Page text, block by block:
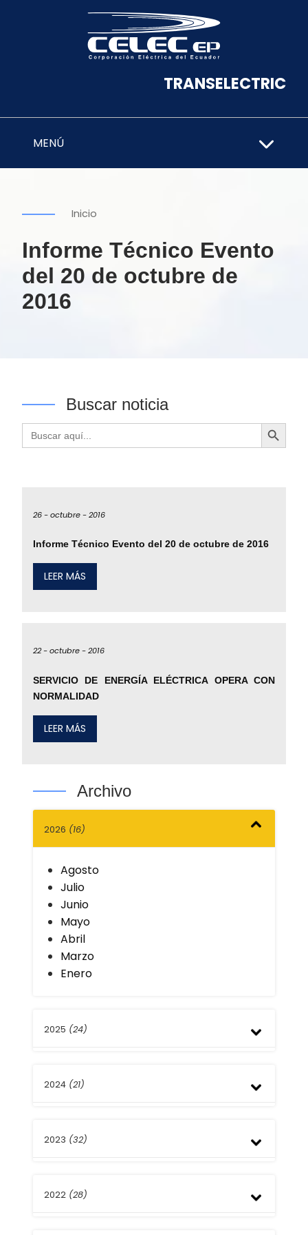
TRANSELECTRIC
MENÚ
Inicio
Informe Técnico Evento
del 20 de octubre de
2016
Buscar noticia
Buscar: Botón de búsqueda
26 -octubre -2016
Informe Técnico Evento del 20 de octubre de 2016
LEER MÁS
22 -octubre -2016
SERVICIO DE ENERGÍA ELÉCTRICA OPERA CON
NORMALIDAD
LEER MÁS
Archivo
2026 (16)
Agosto
Julio
Junio
Mayo
Abril
Marzo
Enero
2025 (24)
Noviembre
Agosto
Mayo
2024 (21)
Noviembre
Julio
2023 (32)
Noviembre
2022 (28)